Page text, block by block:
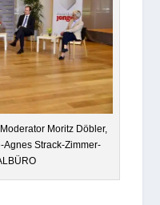
Moritz Döb­ler,
Agnes Strack-Zim­mer­